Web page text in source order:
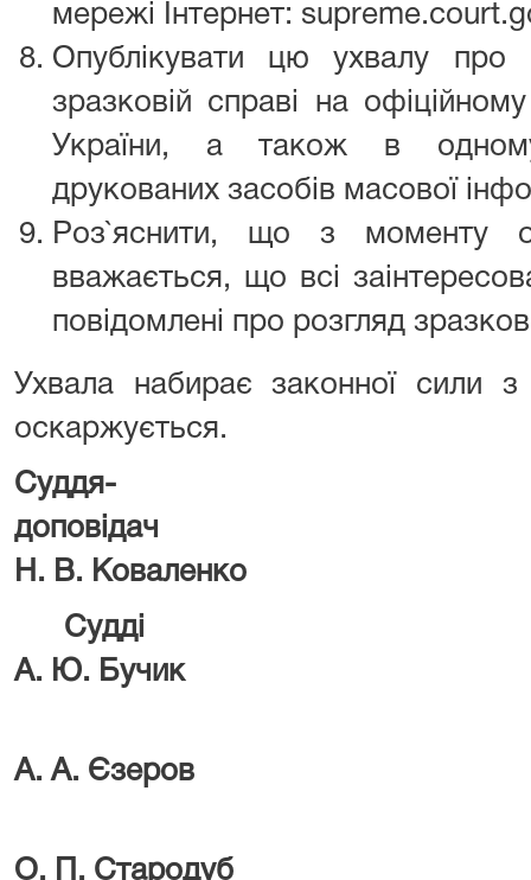
мережі Інтернет:
Опублікувати цю ухвалу про
зразковій справі на
України, а також в одному
друкованих засобів масової
Роз`яснити, що з моменту
вважається, що всі
повідомлені про розгляд
Ухвала набирає законної сили з
оскаржується.
Суддя-
Н. В. Коваленко
А. Ю. Бучик
А. А. Єзеров
О. П. Стародуб